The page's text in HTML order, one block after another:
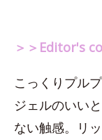
＞＞Editor's
こっくりプル
ジェルのいい
ない触感。リ